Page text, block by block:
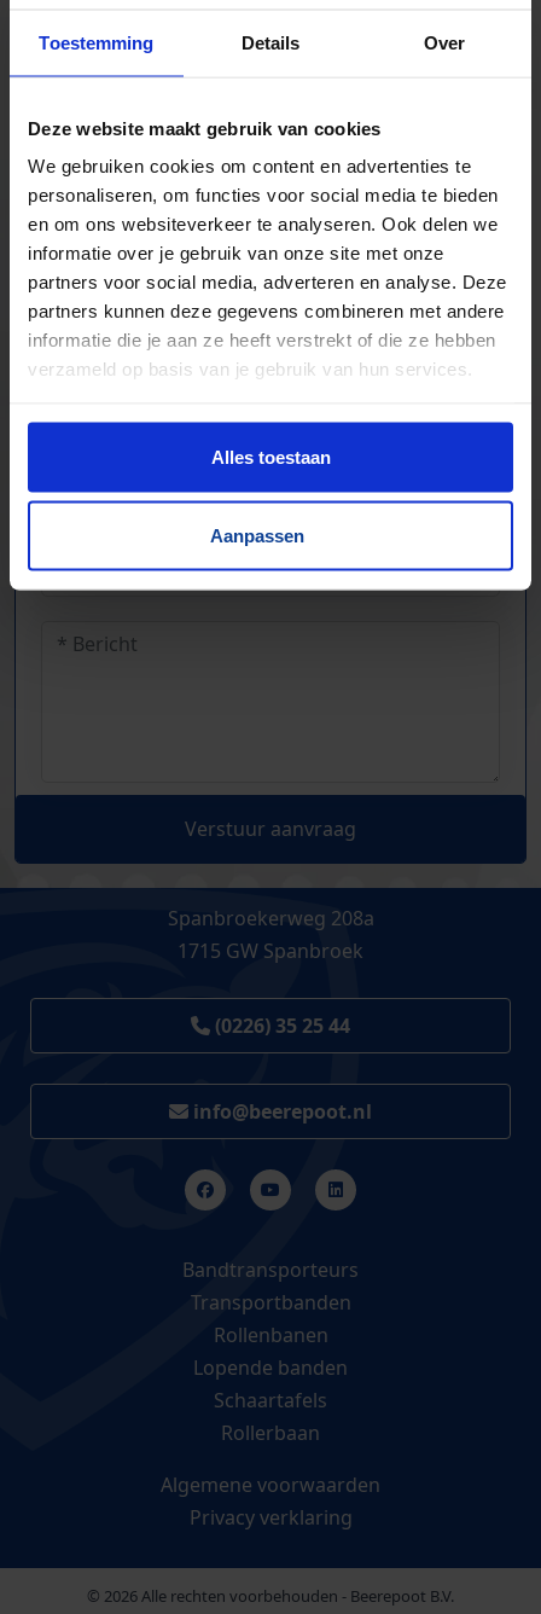
Toestemming Details Over
Deze website maakt gebruik van cookies
We gebruiken cookies om content en advertenties te
personaliseren, om functies voor social media te bieden
en om ons websiteverkeer te analyseren. Ook delen we
informatie over je gebruik van onze site met onze
partners voor social media, adverteren en analyse. Deze
partners kunnen deze gegevens combineren met andere
informatie die je aan ze heeft verstrekt of die ze hebben
verzameld op basis van je gebruik van hun services.
Alles toestaan
Aanpassen
Kilometers rollenbaan uit voorraad leverbaar
Bochten, harmonicabanen, wissels
Nieuw & gebruikt
Voor talloze toepassingen
Pakjes, doosjes, kratjes, pallets…
Verstuur aanvraag
Spanbroekerweg 208a
1715 GW Spanbroek
(0226) 35 25 44
info@beerepoot.nl
Bandtransporteurs
Transportbanden
Rollenbanen
Lopende banden
Schaartafels
Rollerbaan
Algemene voorwaarden
Privacy verklaring
© 2026 Alle rechten voorbehouden - Beerepoot B.V.